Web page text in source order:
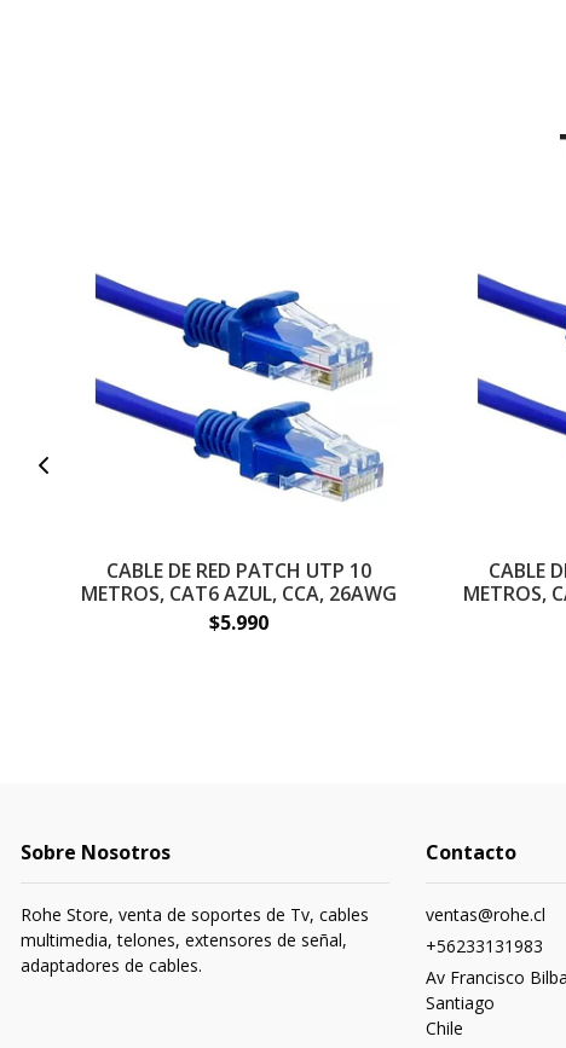
CABLE DE RED PATCH UTP 10
METROS, CAT6 AZUL, CCA, 26AWG
$5.990
CABLE
METROS,
Sobre Nosotros
Rohe Store, venta de soportes de Tv, cables
multimedia, telones, extensores de señal,
adaptadores de cables.
Contacto
ventas@rohe.cl
+56233131983
Av Francisco
Santiago
Chile